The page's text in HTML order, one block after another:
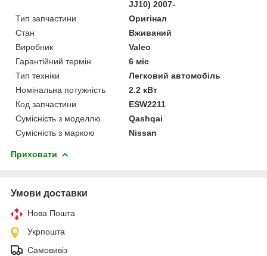
JJ10) 2007-
Тип запчастини
Оригінал
Стан
Вживаний
Виробник
Valeo
Гарантійний термін
6 міс
Тип техніки
Легковий автомобіль
Номінальна потужність
2.2 кВт
Код запчастини
ESW2211
Сумісність з моделлю
Qashqai
Сумісність з маркою
Nissan
Приховати
Умови доставки
Нова Пошта
Укрпошта
Самовивіз